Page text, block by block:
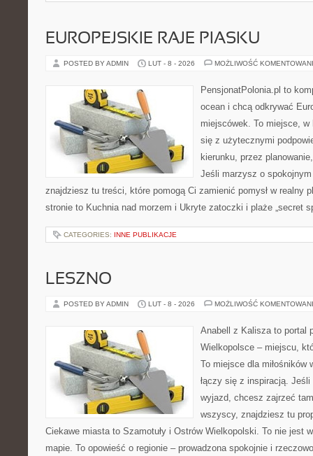
EUROPEJSKIE RAJE PIASKU
POSTED BY ADMIN LUT - 8 - 2026 MOŻLIWOŚĆ
PensjonatPolonia.pl to
ocean i chcą odkrywać
miejscówek. To miejsce,
się z użytecznymi
kierunku, przez
Jeśli marzysz o
znajdziesz tu treści, które pomogą Ci zamienić pomysł w realny
stronie to Kuchnia nad morzem i Ukryte zatoczki i plaże „secret
CATEGORIES: INNE PUBLIKACJE
LESZNO
POSTED BY ADMIN LUT - 8 - 2026 MOŻLIWOŚĆ
Anabell z Kalisza to portal
Wielkopolsce – miejscu,
To miejsce dla miłośników
łączy się z inspiracją.
wyjazd, chcesz zajrzeć
wszyscy, znajdziesz tu
Ciekawe miasta to Szamotuły i Ostrów Wielkopolski. To nie jest
mapie. To opowieść o regionie – prowadzona spokojnie i